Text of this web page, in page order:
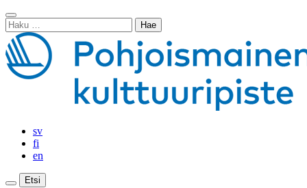
Siirry
sisältöön
Sulje
haku
Haku:
sv
fi
en
Etsi
Etsi